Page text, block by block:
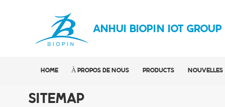
ANHUI BIOPIN IOT GROUP
HOME À PROPOS DE NOUS PRODUCTS NOUVELLES
SITEMAP